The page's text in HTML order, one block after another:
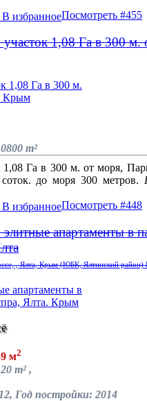
В избранноеПосмотреть #455
1,08 Га в 300 м.
m²
1,08 Га в 300 м. от моря,
до моря 300 метров.
В избранноеПосмотреть #448
апартаменты в
, Ялта, Крым (ЮБК, Ялтинский район)
м2
m² ,
Год постройки: 2014